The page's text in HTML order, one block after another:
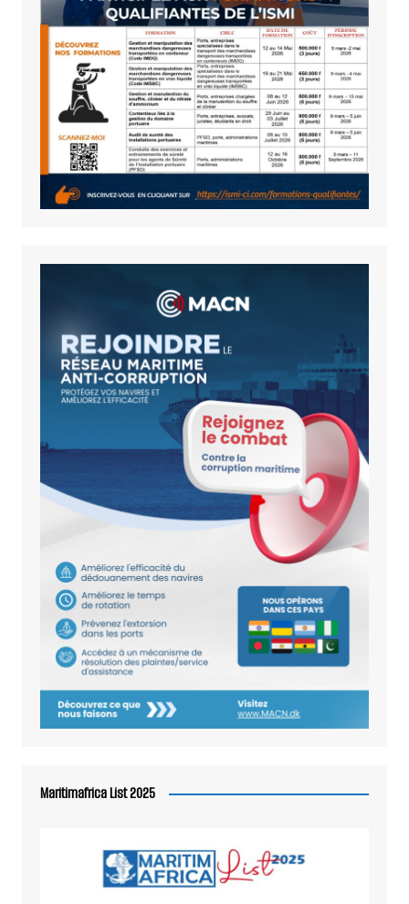
Maritimafrica List 2025